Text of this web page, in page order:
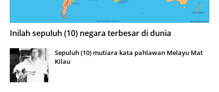
Inilah sepuluh (10) negara terbesar di dunia
Sepuluh (10) mutiara kata pahlawan Melayu Mat
Kilau